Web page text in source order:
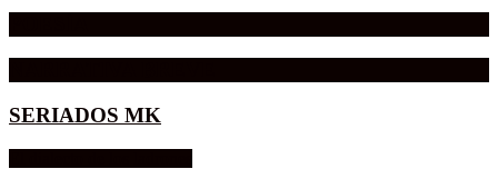
SERIADOS MK